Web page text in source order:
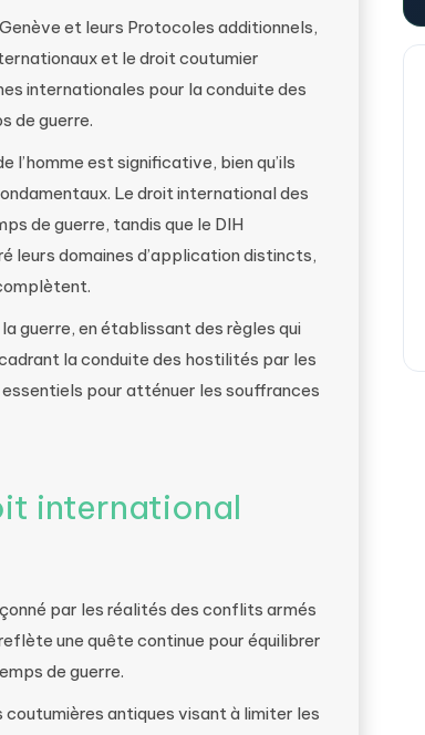
et leurs Protocoles additionnels,
et le droit coutumier
internationales pour la conduite des
de guerre.
est significative, bien qu’ils
Le droit international des
de guerre, tandis que le DIH
leurs domaines d’application distincts,
guerre, en établissant des règles qui
la conduite des hostilités par les
pour atténuer les souffrances
international
par les réalités des conflits armés
une quête continue pour équilibrer
de guerre.
antiques visant à limiter les